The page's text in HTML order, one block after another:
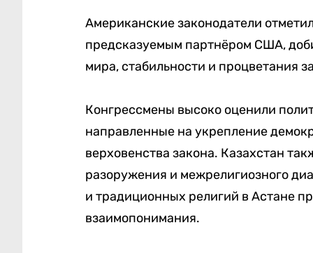
Американские законодатели
предсказуемым партнёром США,
мира, стабильности и процветания
Конгрессмены высоко оценили
направленные на укрепление
верховенства закона. Казахстан
разоружения и межрелигиозного
и традиционных религий в Астане
взаимопонимания.